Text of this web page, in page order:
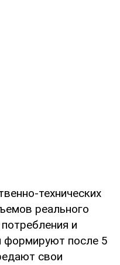
технических
реального
и
формируют после 5
свои